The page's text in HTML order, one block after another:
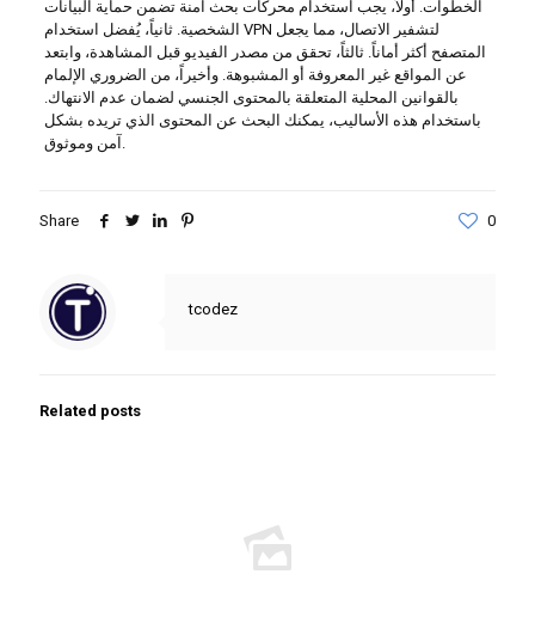
الخطوات. أولاً، يجب استخدام محركات بحث آمنة تضمن حماية البيانات
الشخصية. ثانياً، يُفضل استخدام VPN لتشفير الاتصال، مما يجعل
المتصفح أكثر أماناً. ثالثاً، تحقق من مصدر الفيديو قبل المشاهدة، وابتعد
عن المواقع غير المعروفة أو المشبوهة. وأخيراً، من الضروري الإلمام
بالقوانين المحلية المتعلقة بالمحتوى الجنسي لضمان عدم الانتهاك.
باستخدام هذه الأساليب، يمكنك البحث عن المحتوى الذي تريده بشكل
Share 0
tcodez
Related posts